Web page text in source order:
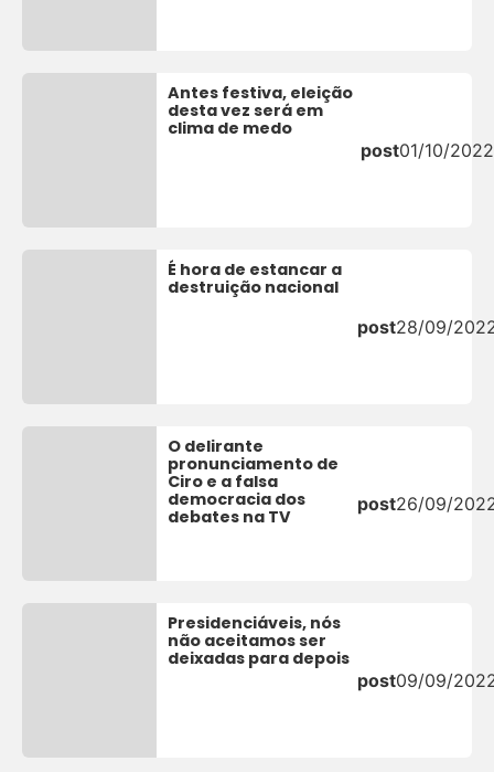
Antes festiva, eleição
desta vez será em
clima de medo
post01/10/2022
É hora de estancar a
destruição nacional
post28/09/
O delirante
pronunciamento de
Ciro e a falsa
democracia dos
debates na TV
post26/09/
Presidenciáveis, nós
não aceitamos ser
deixadas para depois
post09/09/